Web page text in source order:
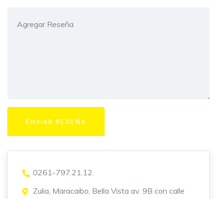
0261-797.21.12.
Zulia, Maracaibo, Bella Vista av. 9B con calle